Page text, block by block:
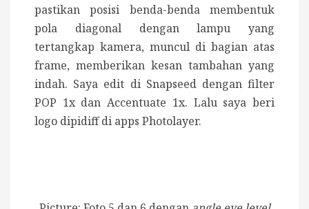
pastikan posisi benda-benda membentuk
pola diagonal dengan lampu yang
tertangkap kamera, muncul di bagian atas
frame, memberikan kesan tambahan yang
indah. Saya edit di Snapseed dengan filter
POP 1x dan Accentuate 1x. Lalu saya beri
logo dipidiff di apps Photolayer.